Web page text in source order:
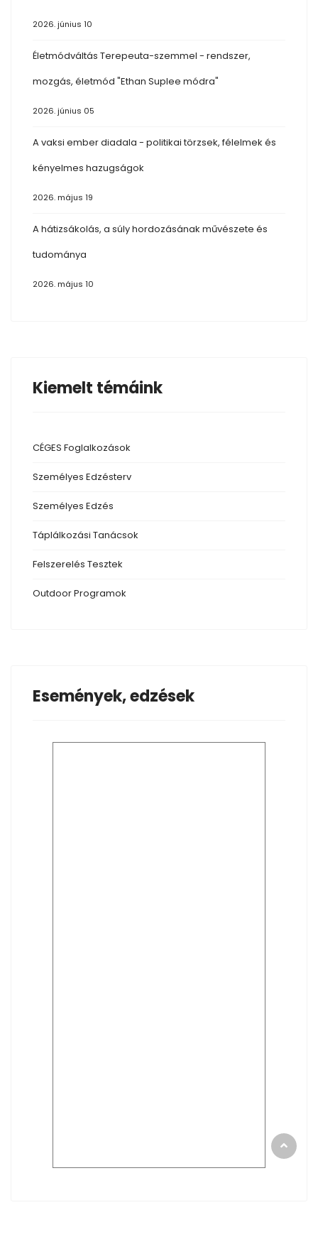
2026. június 10
Életmódváltás Terepeuta-szemmel - rendszer,
mozgás, életmód "Ethan Suplee módra"
2026. június 05
A vaksi ember diadala - politikai törzsek, félelmek és
kényelmes hazugságok
2026. május 19
A hátizsákolás, a súly hordozásának művészete és
tudománya
2026. május 10
Kiemelt témáink
CÉGES Foglalkozások
Személyes Edzésterv
Személyes Edzés
Táplálkozási Tanácsok
Felszerelés Tesztek
OutdoorProgramok
Események, edzések